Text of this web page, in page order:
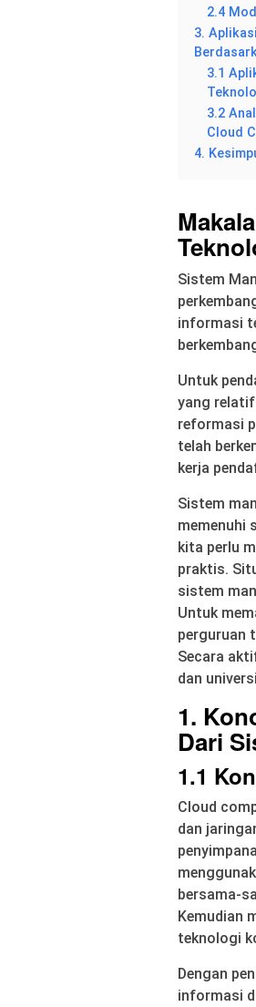
2.4
3.
3.1
3.2
Cloud
4.
Sistem
informasi
Untuk
yang
reformasi
telah
kerja
Sistem
memenuhi
kita perlu
praktis.
sistem
Untuk
perguruan
Secara
dan
1.
Dari
1.1
Cloud
dan
bersama-
Kemudian
teknologi
Dengan
informasi